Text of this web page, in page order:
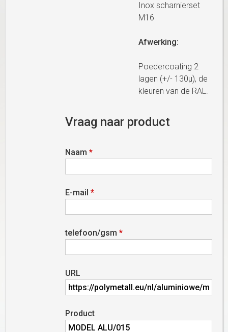
Inox scharnierset
M16
Afwerking:
Poedercoating 2
lagen (+/- 130μ), de
kleuren van de RAL.
Vraag naar product
Naam *
E-mail *
telefoon/gsm *
URL
Product